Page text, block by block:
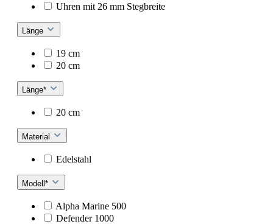
Uhren mit 26 mm Stegbreite
Länge
19 cm
20 cm
Länge*
20 cm
Material
Edelstahl
Modell*
Alpha Marine 500
Defender 1000